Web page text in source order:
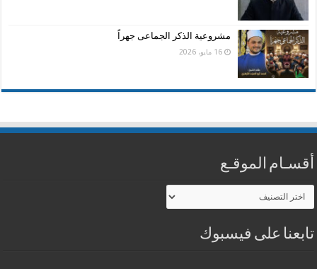
مشروعية الذكر الجماعى جهراً
16 مايو، 2026
أقسـام الموقـع
أقسـام
الموقـع
تابعنا على فيسبوك